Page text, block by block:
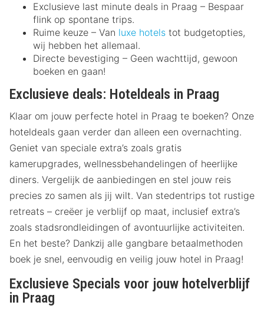
Exclusieve last minute deals in Praag – Bespaar
flink op spontane trips.
Ruime keuze – Van luxe hotels tot budgetopties,
wij hebben het allemaal.
Directe bevestiging – Geen wachttijd, gewoon
boeken en gaan!
Exclusieve deals: Hoteldeals in Praag
Klaar om jouw perfecte hotel in Praag te boeken? Onze
hoteldeals gaan verder dan alleen een overnachting.
Geniet van speciale extra’s zoals gratis
kamerupgrades, wellnessbehandelingen of heerlijke
diners. Vergelijk de aanbiedingen en stel jouw reis
precies zo samen als jij wilt. Van stedentrips tot rustige
retreats – creëer je verblijf op maat, inclusief extra’s
zoals stadsrondleidingen of avontuurlijke activiteiten.
En het beste? Dankzij alle gangbare betaalmethoden
boek je snel, eenvoudig en veilig jouw hotel in Praag!
Exclusieve Specials voor jouw hotelverblijf
in Praag